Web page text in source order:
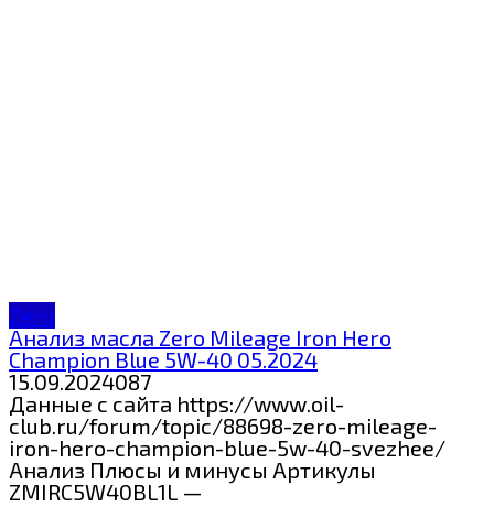
Zero
Анализ масла Zero Mileage Iron Hero
Champion Blue 5W-40 05.2024
15.09.2024087
Данные с сайта https://www.oil-
club.ru/forum/topic/88698-zero-mileage-
iron-hero-champion-blue-5w-40-svezhee/
Анализ Плюсы и минусы Артикулы
ZMIRC5W40BL1L —